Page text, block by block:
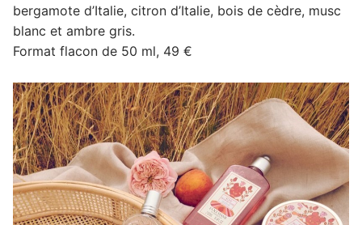
bergamote d’Italie, citron d’Italie, bois de cèdre, musc
blanc et ambre gris.
Format flacon de 50 ml, 49 €